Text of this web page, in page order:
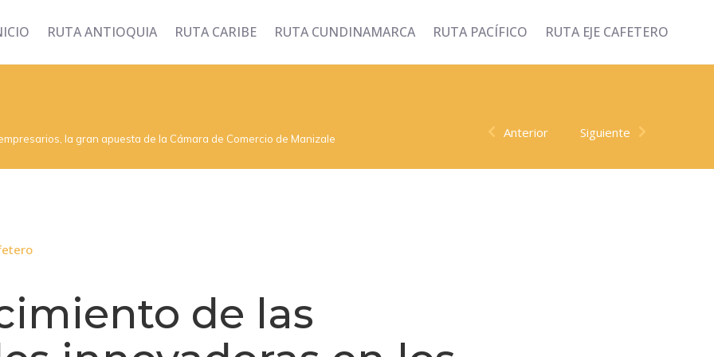
RUTA ANTIOQUIA RUTA CARIBE RUTA CUNDINAMARCA RUTA PACÍFICO RUTA EJE CAFETERO
la gran apuesta de la Cámara de Comercio de Manizales por Caldas (CCMPC)
Anterior Siguiente
de las